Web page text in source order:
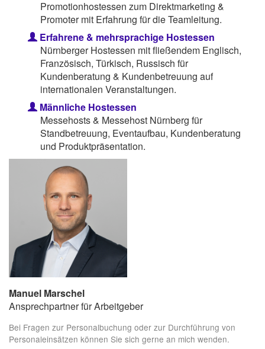
Promotionhostessen zum Direktmarketing &
Promoter mit Erfahrung für die Teamleitung.
Erfahrene & mehrsprachige Hostessen
Nürnberger Hostessen mit fließendem Englisch,
Französisch, Türkisch, Russisch für
Kundenberatung & Kundenbetreuung auf
internationalen Veranstaltungen.
Männliche Hostessen
Messehosts & Messehost Nürnberg für
Standbetreuung, Eventaufbau, Kundenberatung
und Produktpräsentation.
Manuel Marschel
Ansprechpartner für Arbeitgeber
Bei Fragen zur Personalbuchung oder zur Durchführung von
Personaleinsätzen können Sie sich gerne an mich wenden.